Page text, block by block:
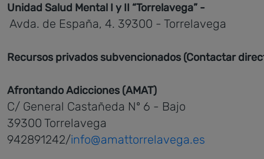
Unidad Salud Mental I y II “Torrelavega” -
Avda. de España, 4. 39300 - Torrelavega
Recursos privados subvencionados (Contactar
Afrontando Adicciones (AMAT)
C/ General Castañeda Nº 6 - Bajo
39300 Torrelavega
942891242/info@amattorrelavega.es